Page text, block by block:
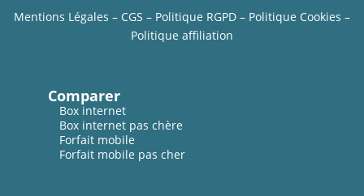
Mentions Légales – CGS – Politique RGPD – Politique Cookies –
Politique affiliation
Comparer
Box internet
Box internet pas chère
Forfait mobile
Forfait mobile pas cher